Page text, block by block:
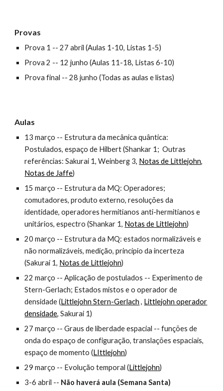
Provas
Prova 1 -- 27 abril(Aulas 1-10, Listas 1-5)
Prova 2 -- 12 junho(Aulas 11-18, Listas 6-10)
Prova final -- 28 junho (Todas as aulas e listas)
Aulas
13 março -- Estrutura da mecânica quântica:
Postulados, espaço de Hilbert (Shankar 1; Outras
referências: Sakurai 1, Weinberg 3, Notas de Littlejohn,
Notas de Jaffe)
15 março -- Estrutura da MQ: Operadores;
comutadores, produto externo, resoluções da
identidade, operadores hermitianos anti-hermitianos e
unitários, espectro (Shankar 1, Notas de Littlejohn)
20 março -- Estrutura da MQ: estados normalizáveis e
não normalizáveis, medição, princípio da incerteza
(Sakurai 1, Notas de Littlejohn)
22 março -- Aplicação de postulados -- Experimento de
Stern-Gerlach; Estados mistos e o operador de
densidade(Littlejohn Stern-Gerlach , Littlejohn operador
densidade, Sakurai 1)
27 março -- Graus de liberdade espacial -- funções de
onda do espaço de configuração, translações espaciais,
espaço de momento (LIttlejohn)
29 março -- Evolução temporal(Littlejohn)
3-6 abril -- Não haverá aula (Semana Santa)